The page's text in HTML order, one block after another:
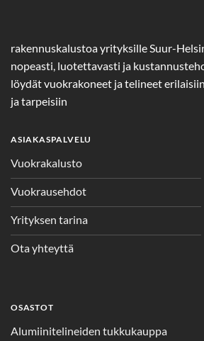
rakennuskalustoa yrityksille Suur-
nopeasti, luotettavasti ja
löydät vuokrakoneet ja telineet
ja tarpeisiin
ASIAKASPALVELU
Vuokrakalusto
Vuokrausehdot
Yrityksen tarina
Ota yhteyttä
OSASTOT
Alumiinitelineiden tukkukauppa